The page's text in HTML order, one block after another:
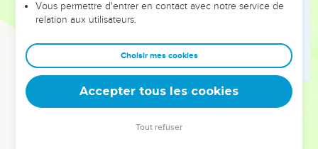
l'écoutèrent, et firent comme l'Éternel l'avait commandé à
Moïse.
Et il ne s'est plus levé en Israël de prophète tel que Moïse,
que l'Éternel ait connu face à face,
selon tous les signes et les merveilles que l'Éternel
l'envoya faire dans le pays d'Égypte contre le Pharaon et
Vous permettre d'entrer en contact avec notre service de
relation aux utilisateurs.
Choisir mes cookies
Accepter tous les cookies
Tout refuser